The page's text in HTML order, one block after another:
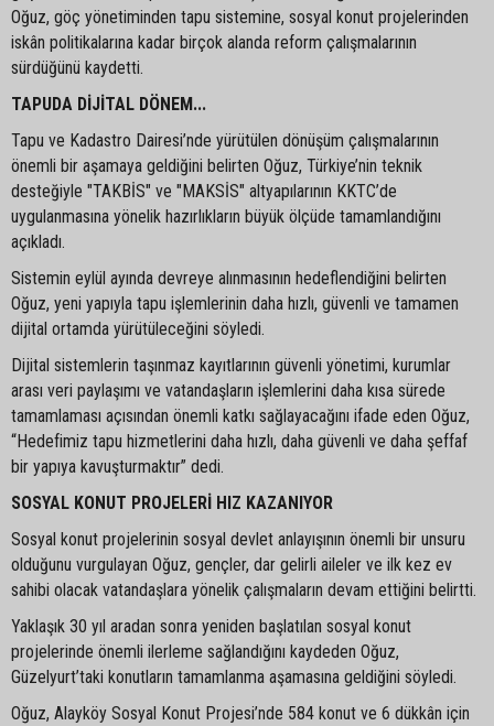
Oğuz, göç yönetiminden tapu sistemine, sosyal konut projelerinden
iskân politikalarına kadar birçok alanda reform çalışmalarının
sürdüğünü kaydetti.
TAPUDA DİJİTAL DÖNEM...
Tapu ve Kadastro Dairesi’nde yürütülen dönüşüm çalışmalarının
önemli bir aşamaya geldiğini belirten Oğuz, Türkiye’nin teknik
desteğiyle "TAKBİS" ve "MAKSİS" altyapılarının KKTC’de
uygulanmasına yönelik hazırlıkların büyük ölçüde tamamlandığını
açıkladı.
Sistemin eylül ayında devreye alınmasının hedeflendiğini belirten
Oğuz, yeni yapıyla tapu işlemlerinin daha hızlı, güvenli ve tamamen
dijital ortamda yürütüleceğini söyledi.
Dijital sistemlerin taşınmaz kayıtlarının güvenli yönetimi, kurumlar
arası veri paylaşımı ve vatandaşların işlemlerini daha kısa sürede
tamamlaması açısından önemli katkı sağlayacağını ifade eden Oğuz,
“Hedefimiz tapu hizmetlerini daha hızlı, daha güvenli ve daha şeffaf
bir yapıya kavuşturmaktır” dedi.
SOSYAL KONUT PROJELERİ HIZ KAZANIYOR
Sosyal konut projelerinin sosyal devlet anlayışının önemli bir unsuru
olduğunu vurgulayan Oğuz, gençler, dar gelirli aileler ve ilk kez ev
sahibi olacak vatandaşlara yönelik çalışmaların devam ettiğini belirtti.
Yaklaşık 30 yıl aradan sonra yeniden başlatılan sosyal konut
projelerinde önemli ilerleme sağlandığını kaydeden Oğuz,
Güzelyurt’taki konutların tamamlanma aşamasına geldiğini söyledi.
Oğuz, Alayköy Sosyal Konut Projesi’nde 584 konut ve 6 dükkân için